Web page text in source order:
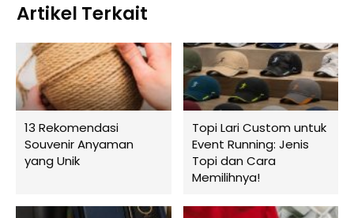
Artikel Terkait
13 Rekomendasi
Souvenir Anyaman
yang Unik
Topi Lari Custom untuk
Event Running: Jenis
Topi dan Cara
Memilihnya!